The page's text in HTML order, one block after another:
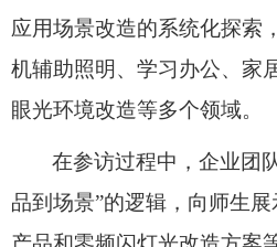
应用场景改造的系统化探索
机辅助照明、学习办公、家
眼光环境改造等多个领域。
在参访过程中，企业团
品到场景”的逻辑，向师生